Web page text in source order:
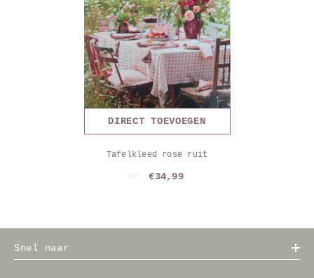
DIRECT TOEVOEGEN
Tafelkleed rose ruit
€34,99
Snel naar